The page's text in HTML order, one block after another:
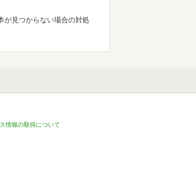
が見つからない場合の対処
情報の取得について